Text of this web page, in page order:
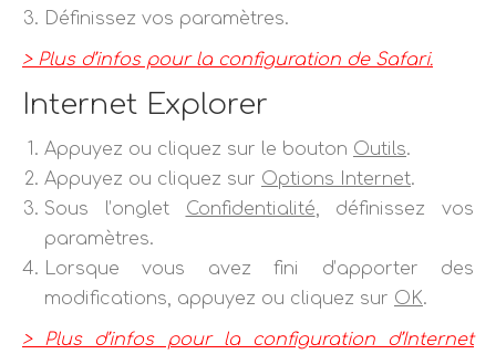
Définissez vos paramètres.
> Plus d’infos pour la configuration de Safari.
Internet Explorer
Appuyez ou cliquez sur le bouton Outils.
Appuyez ou cliquez sur Options Internet.
Sous l’onglet Confidentialité, définissez vos
paramètres.
Lorsque vous avez fini d’apporter des
modifications, appuyez ou cliquez sur OK.
> Plus d’infos pour la configuration d’Internet